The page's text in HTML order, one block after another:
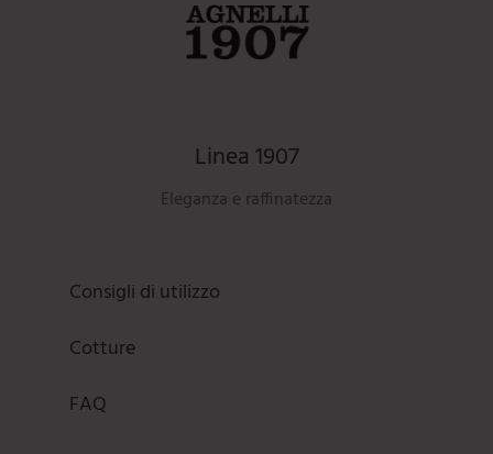
Linea 1907
Eleganza e raffinatezza
Consigli di utilizzo
Cotture
FAQ